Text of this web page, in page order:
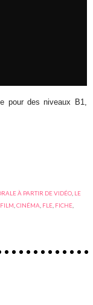
pour des niveaux B1,
À PARTIR DE VIDÉO, LE
FILM ,CINÉMA FLE FICHE